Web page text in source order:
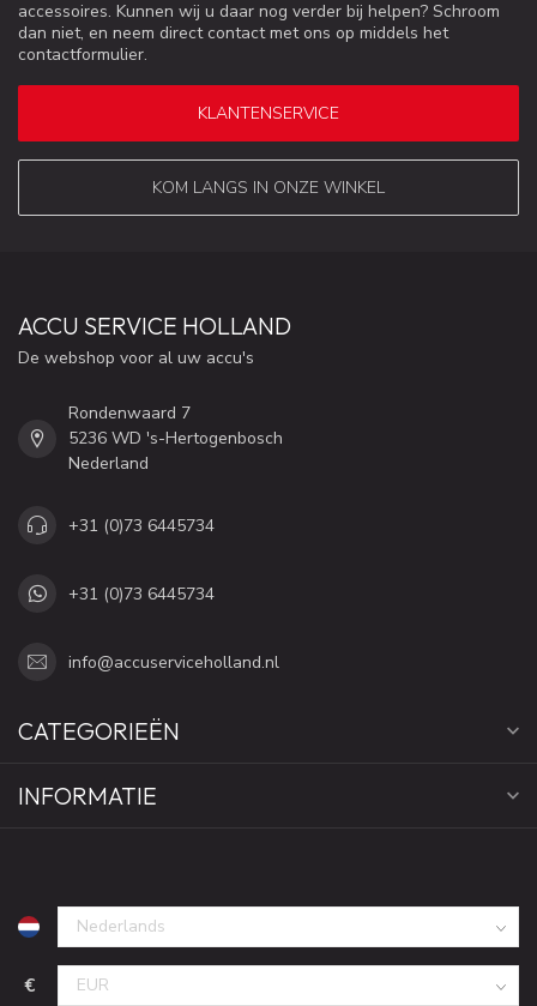
accessoires. Kunnen wij u daar nog verder bij helpen? Schroom
dan niet, en neem direct contact met ons op middels het
contactformulier.
KLANTENSERVICE
KOM LANGS IN ONZE WINKEL
ACCU SERVICE HOLLAND
De webshop voor al uw accu's
Rondenwaard 7
5236 WD 's-Hertogenbosch
Nederland
+31 (0)73 6445734
+31 (0)73 6445734
info@accuserviceholland.nl
CATEGORIEËN
INFORMATIE
€